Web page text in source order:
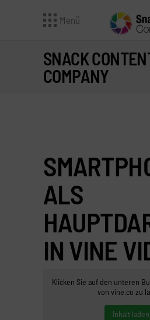
Menü
SNACK
COMPANY
ALS
IN VINE
Klicken Sie auf den unteren
von vine.co zu
Inhalt laden